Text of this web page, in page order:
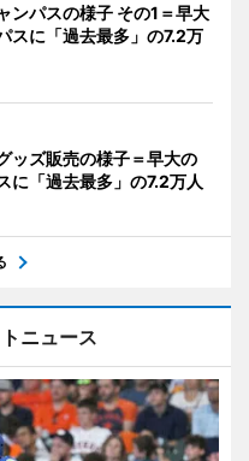
ンパスの様子 その1＝早大
スに「過去最多」の7.2万
ッズ販売の様子＝早大の
に「過去最多」の7.2万人
ニュース